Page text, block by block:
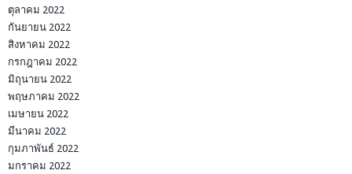
ตุลาคม 2022
กันยายน 2022
สิงหาคม 2022
กรกฎาคม 2022
มิถุนายน 2022
พฤษภาคม 2022
เมษายน 2022
มีนาคม 2022
กุมภาพันธ์ 2022
มกราคม 2022